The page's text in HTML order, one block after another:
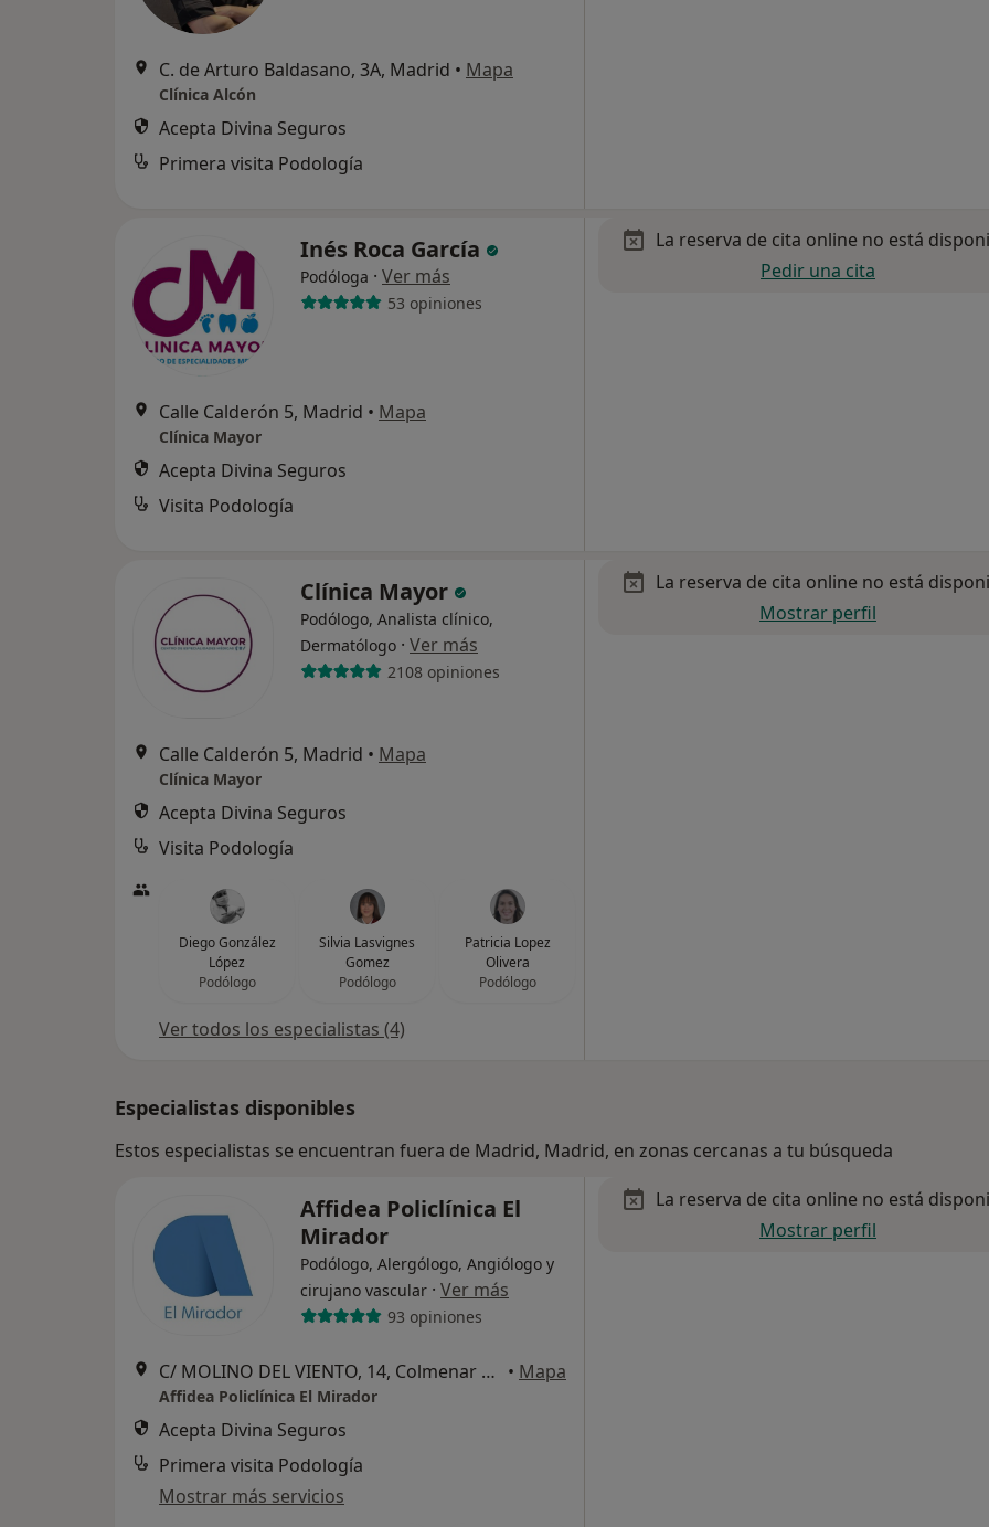
C. de Arturo Baldasano, 3A, Madrid • Mapa
Clínica Alcón
Acepta Divina Seguros
Primera visita Podología
Inés Roca García
Podóloga · Ver más
53 opiniones
Calle Calderón 5, Madrid • Mapa
Clínica Mayor
Acepta Divina Seguros
Visita Podología
La reserva de cita online no está
Pedir una cita
Clínica Mayor
Podólogo, Analista clínico,
Dermatólogo · Ver más
2108 opiniones
Calle Calderón 5, Madrid • Mapa
Clínica Mayor
Acepta Divina Seguros
Visita Podología
Diego González
López
Podólogo
Silvia Lasvignes
Gomez
Podólogo
Patricia Lopez
Olivera
Podólogo
Ver todos los especialistas (4)
La reserva de cita online no está
Mostrar perfil
Especialistas disponibles
Estos especialistas se encuentran fuera de Madrid, Madrid, en zonas cercanas a tu búsqueda
Affidea Policlínica El
Mirador
Podólogo, Alergólogo, Angiólogo y
cirujano vascular · Ver más
93 opiniones
C/ MOLINO DEL VIENTO, 14, Colmenar Viejo • Mapa
Affidea Policlínica El Mirador
Acepta Divina Seguros
Primera visita Podología
Mostrar más servicios
La reserva de cita online no está
Mostrar perfil